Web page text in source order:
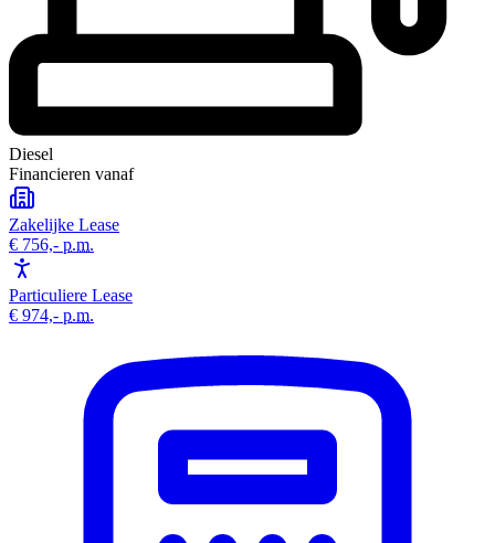
Diesel
Financieren vanaf
Zakelijke Lease
€ 756,- p.m.
Particuliere Lease
€ 974,- p.m.